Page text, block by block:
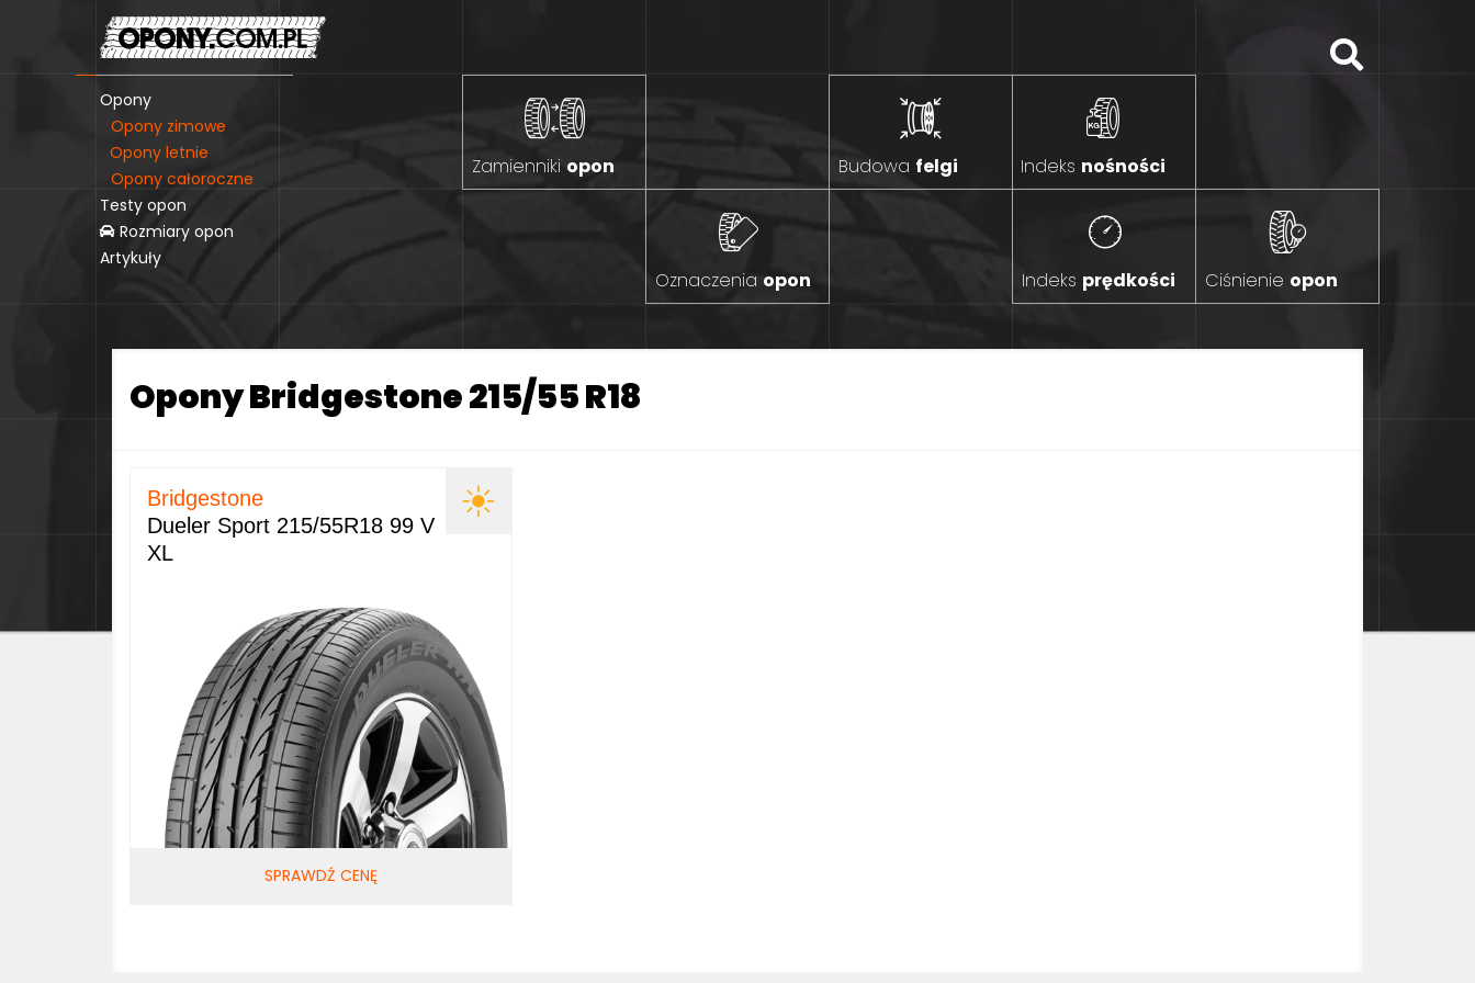
Opony
Opony zimowe
Opony letnie
Opony całoroczne
Testy opon
Rozmiary opon
Artykuły
Zamienniki opon Budowa felgi Indeks nośności
Indeks prędkości Ciśnienie opon
Oznaczenia opon
Opony Bridgestone 215/55 R18
Bridgestone
Dueler Sport 215/55R18 99 V
XL
SPRAWDŹ CENĘ